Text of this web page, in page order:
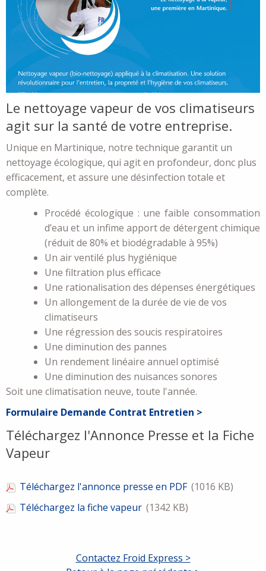
Le nettoyage vapeur de vos climatiseurs
agit sur la santé de votre entreprise.
Unique en Martinique, notre technique garantit un
nettoyage écologique, qui agit en profondeur, donc plus
efficacement, et assure une désinfection totale et
complète.
Procédé écologique : une faible consommation
d’eau et un infime apport de détergent chimique
(réduit de 80% et biodégradable à 95%)
Un air ventilé plus hygiénique
Une filtration plus efficace
Une rationalisation des dépenses énergétiques
Un allongement de la durée de vie de vos
climatiseurs
Une régression des soucis respiratoires
Une diminution des pannes
Un rendement linéaire annuel optimisé
Une diminution des nuisances sonores
Soit une climatisation neuve, toute l'année.
Formulaire Demande Contrat Entretien >
Téléchargez l'Annonce Presse et la Fiche
Vapeur
Téléchargez l'annonce presse en PDF (1016 KB)
Téléchargez la fiche vapeur (1342 KB)
Contactez Froid Express >